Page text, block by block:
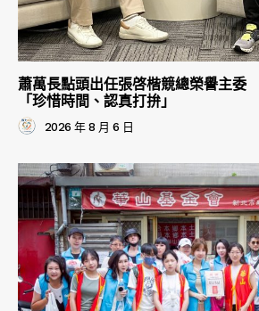
蕭萬長點頭出任張啓楷競總榮譽主委
「珍惜時間、認真打拚」
2026 年 8 月 6 日